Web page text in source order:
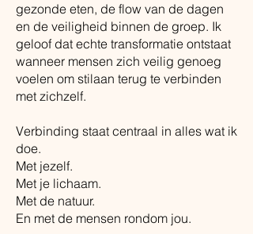
gezonde eten, de flow van de dagen
en de veiligheid binnen de groep. Ik
geloof dat echte transformatie ontstaat
wanneer mensen zich veilig genoeg
voelen om stilaan terug te verbinden
met zichzelf.
Verbinding staat centraal in alles wat ik
doe.
Met jezelf.
Met je lichaam.
Met de natuur.
En met de mensen rondom jou.